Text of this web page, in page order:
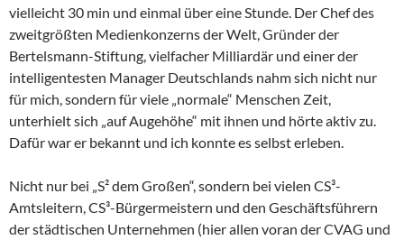
vielleicht 30 min und einmal über eine Stunde. Der Chef des
zweitgrößten Medienkonzerns der Welt, Gründer der
Bertelsmann-Stiftung, vielfacher Milliardär und einer der
intelligentesten Manager Deutschlands nahm sich nicht nur
für mich, sondern für viele „normale“ Menschen Zeit,
unterhielt sich „auf Augehöhe“ mit ihnen und hörte aktiv zu.
Dafür war er bekannt und ich konnte es selbst erleben.
Nicht nur bei „S² dem Großen“, sondern bei vielen CS³-
Amtsleitern, CS³-Bürgermeistern und den Geschäftsführern
der städtischen Unternehmen (hier allen voran der CVAG und